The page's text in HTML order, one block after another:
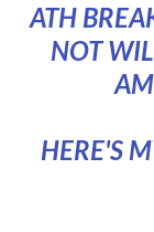
ATH
NOT
HERE'S